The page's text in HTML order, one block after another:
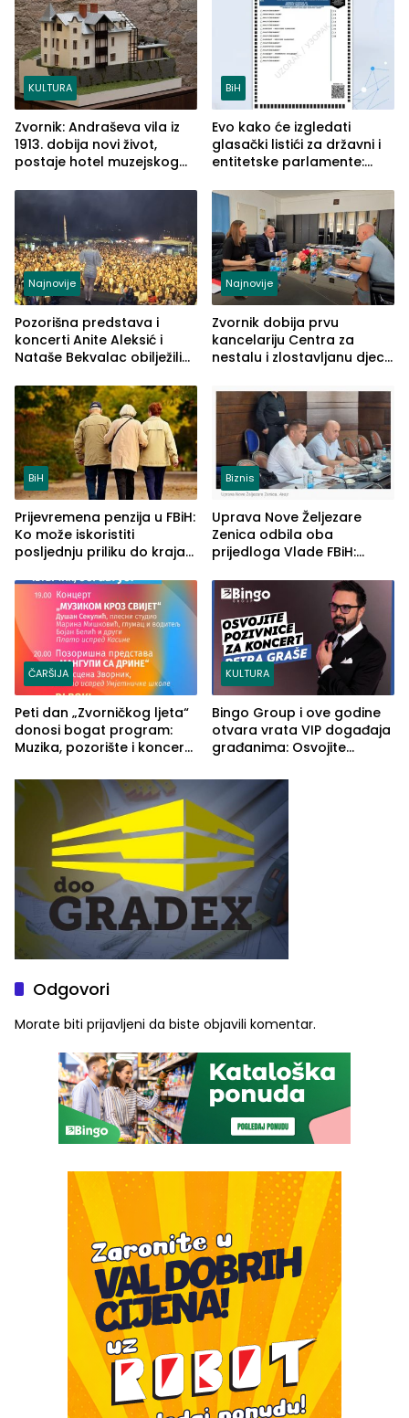
KULTURA
Zvornik: Andraševa vila iz
1913. dobija novi život,
postaje hotel muzejskog
BiH
Evo kako će izgledati
glasački listići za državni i
entitetske parlamente:
vidljive na njima
Najnovije
Pozorišna predstava i
koncerti Anite Aleksić i
Nataše Bekvalac obilježili
ljeta (FOTO)
Najnovije
Zvornik dobija prvu
kancelariju Centra za
nestalu i zlostavljanu djecu
BiH
Prijevremena penzija u FBiH:
Ko može iskoristiti
posljednju priliku do kraja
Biznis
Uprava Nove Željezare
Zenica odbila oba
prijedloga Vlade FBiH:
rješenje
ČARŠIJA
Peti dan „Zvorničkog ljeta“
donosi bogat program:
Muzika, pozorište i koncert
KULTURA
Bingo Group i ove godine
otvara vrata VIP događaja
građanima: Osvojite
Graše
Odgovori
Morate biti prijavljeni da biste objavili komentar.